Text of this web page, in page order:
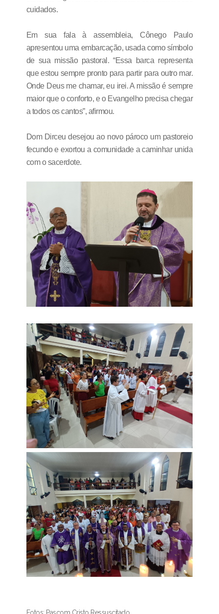
cuidados.
Em sua fala à assembleia, Cônego Paulo
apresentou uma embarcação, usada como símbolo
de sua missão pastoral. “Essa barca representa
que estou sempre pronto para partir para outro mar.
Onde Deus me chamar, eu irei. A missão é sempre
maior que o conforto, e o Evangelho precisa chegar
a todos os cantos”, afirmou.
Dom Dirceu desejou ao novo pároco um pastoreio
fecundo e exortou a comunidade a caminhar unida
com o sacerdote.